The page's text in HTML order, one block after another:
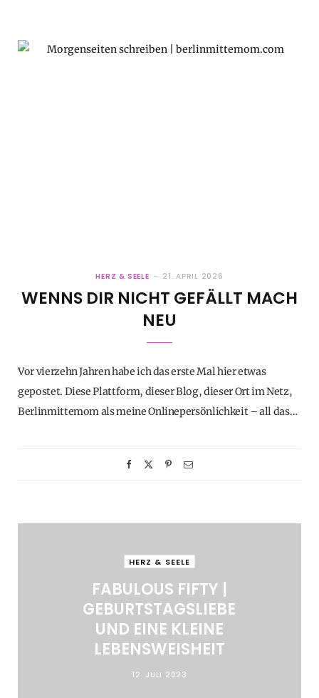
HERZ & SEELE 21. APRIL 2026
WENNS DIR NICHT GEFÄLLT MACH
NEU
Vor vierzehn Jahren habe ich das erste Mal hier etwas
gepostet. Diese Plattform, dieser Blog, dieser Ort im Netz,
Berlinmittemom als meine Onlinepersönlichkeit – all das…
HERZ & SEELE
FABULOUS FIFTY |
GEBURTSTAGSLIEBE
UND EINE KLEINE
LEBENSWEISHEIT
12. JULI 2023